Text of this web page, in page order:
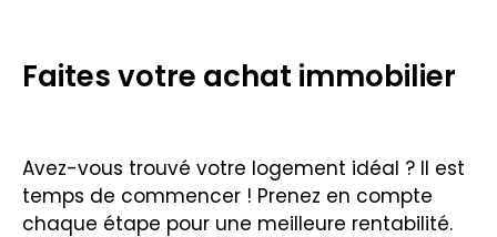
Faites votre achat immobilier
Avez-vous trouvé votre logement idéal ? Il est
temps de commencer ! Prenez en compte
chaque étape pour une meilleure rentabilité.